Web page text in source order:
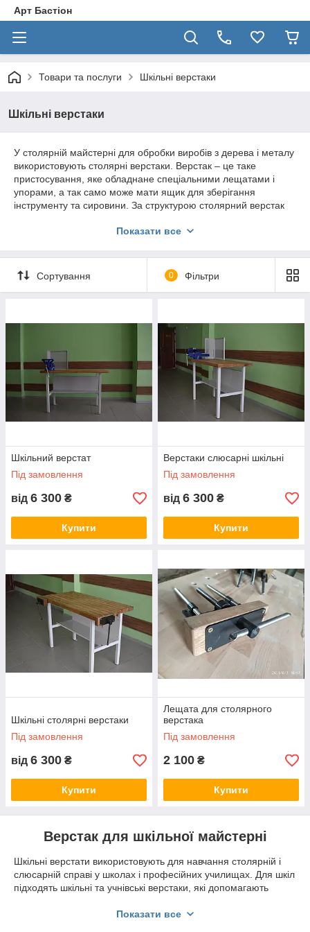
Арт Бастіон
Товари та послуги Шкільні верстаки
Шкільні верстаки
У столярній майстерні для обробки виробів з дерева і металу
використовують столярні верстаки. Верстак – це таке
пристосування, яке обладнане спеціальними лещатами і
упорами, а так само може мати ящик для зберігання
інструменту та сировини. За структурою столярний верстак
підверстаччям, яке має дві пов'язані між собою металевою
западину, це дозволяє зберігати дрібні деталі та інструменти.
Дерев'яний щит має товщину 50 мм і оснащений
обробки виробів з дерева, і столярні столи для роботи з
металом. Відмінність у притискних механізмах. На верстатах
для обробки металу додатково встановлюються слюсарні
лещата і спеціальний захисний екран, який забезпечує
захист поруч працюючого учня.
Показати все
Сортування 0 Фільтри
Шкільний верстат
Під замовлення
від 6 300 ₴
Купити
Верстаки слюсарні шкільні
Під замовлення
від 6 300 ₴
Купити
Шкільні столярні верстаки
Під замовлення
від 6 300 ₴
Купити
Лещата для столярного
верстака
Під замовлення
2 100 ₴
Купити
Верстак для шкільної майстерні
Шкільні верстати використовують для навчання столярній і
слюсарній справі у школах і професійних училищах. Для шкіл
підходять шкільні та учнівські верстаки, які допомагають
різні упори та струбцини. Завдяки верстата столярній
Показати все